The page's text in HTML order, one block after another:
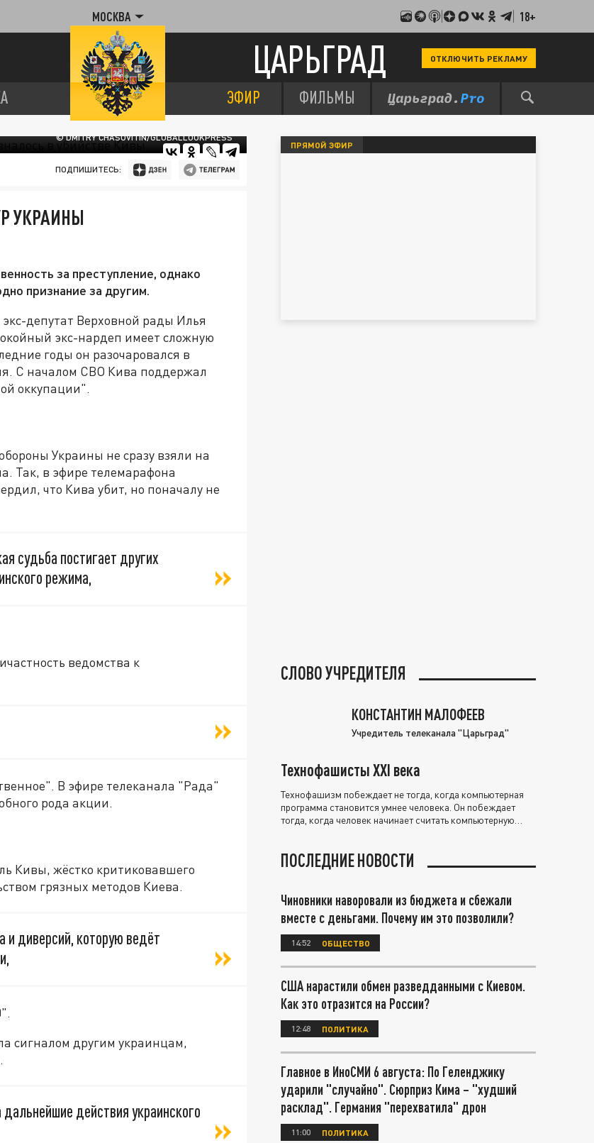
МОСКВА 18+
ЦАРЬГРАД ОТКЛЮЧИТЬ РЕКЛАМУ
ЭФИР ФИЛЬМЫ
© DMITRY CHASOVITIN/GLOBALLOOKPRESS
ПОДПИШИТЕСЬ:
УКРАИНЫ
за преступление, однако
признание за другим.
депутат Верховной рады Илья
экс-нардеп имеет сложную
годы он разочаровался в
С началом СВО Кива поддержал
оккупации".
Украины не сразу взяли на
Так, в эфире телемарафона
что Кива убит, но поначалу не
судьба постигает других
режима,
ведомства к
В эфире телеканала "Рада"
рода акции.
Кивы, жёстко критиковавшего
грязных методов Киева.
и диверсий, которую ведёт
сигналом другим украинцам,
действия украинского
ПРЯМОЙ ЭФИР
СЛОВО УЧРЕДИТЕЛЯ
КОНСТАНТИН МАЛОФЕЕВ
Учредитель телеканала "Царьград"
Технофашисты XXI века
Технофашизм побеждает не тогда, когда компьютерная
программа становится умнее человека. Он побеждает
тогда, когда человек начинает считать компьютерную
ПОСЛЕДНИЕ НОВОСТИ
Чиновники наворовали из бюджета и сбежали
вместе с деньгами. Почему им это позволили?
14:52 ОБЩЕСТВО
США нарастили обмен разведданными с Киевом.
Как это отразится на России?
12:48 ПОЛИТИКА
Главное в ИноСМИ 6 августа: По Геленджику
ударили "случайно". Сюрприз Кима – "худший
расклад". Германия "перехватила" дрон
11:00 ПОЛИТИКА